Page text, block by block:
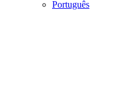
Português